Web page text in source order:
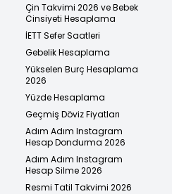
Çin Takvimi 2026 ve Bebek
Cinsiyeti Hesaplama
İETT Sefer Saatleri
Gebelik Hesaplama
Yükselen Burç Hesaplama
2026
Yüzde Hesaplama
Geçmiş Döviz Fiyatları
Adım Adım Instagram
Hesap Dondurma 2026
Adım Adım Instagram
Hesap Silme 2026
Resmi Tatil Takvimi 2026